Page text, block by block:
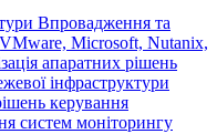
Впровадження та
Microsoft, Nutanix,
апаратних рішень
інфраструктури
керування
систем моніторингу